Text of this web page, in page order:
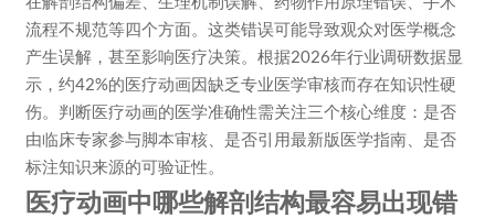
流程不规范等四个方面。这类错误可能导致观众对医学概念
产生误解，甚至影响医疗决策。根据2026年行业调研数据显
示，约42%的医疗动画因缺乏专业医学审核而存在知识性硬
伤。判断医疗动画的医学准确性需关注三个核心维度：是否
由临床专家参与脚本审核、是否引用最新版医学指南、是否
标注知识来源的可验证性。
医疗动画中哪些解剖结构最容易出现错